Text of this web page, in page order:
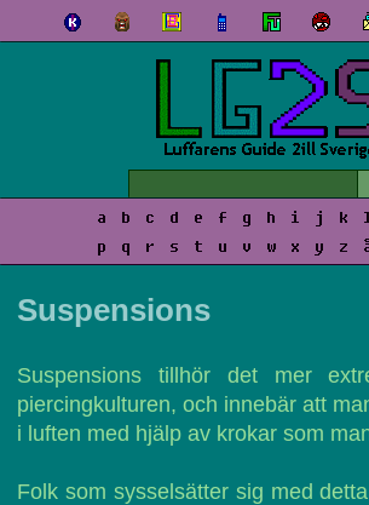
a b c d e f g h i j k l
p
q r s t u v w x y z
Suspensions
Suspensions tillhör det mer
piercingkulturen, och innebär att
i luften med hjälp av krokar som
Folk som sysselsätter sig med